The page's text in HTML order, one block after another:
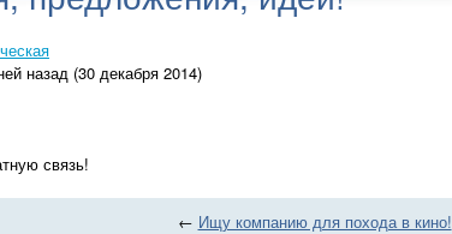
назад (30 декабря 2014)
связь!
← Ищу компанию для похода в кино!